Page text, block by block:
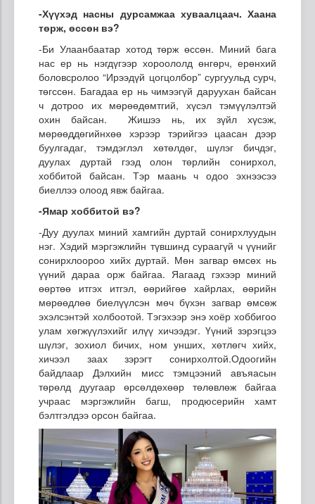
-Хүүхэд насны дурсамжаа хуваалцаач. Хаана
төрж, өссөн вэ?
-Би Улаанбаатар хотод төрж өссөн. Миний бага
нас ер нь нэгдүгээр хороололд өнгөрч, ерөнхий
боловсролоо “Ирээдүй цогцолбор” сургуульд сурч,
төгссөн. Багадаа ер нь чимээгүй даруухан байсан
ч дотроо их мөрөөдөмтгий, хүсэл тэмүүлэлтэй
охин байсан. Жишээ нь, их зүйл хүсэж,
мөрөөддөгийнхөө хэрээр тэрийгээ цаасан дээр
буулгадаг, тэмдэглэл хөтөлдөг, шүлэг бичдэг,
дуулах дуртай гээд олон төрлийн сонирхол,
хоббитой байсан. Тэр маань ч одоо эхнээсээ
биеллээ олоод явж байгаа.
-Ямар хоббитой вэ?
-Дуу дуулах миний хамгийн дуртай сонирхлуудын
нэг. Хэдий мэргэжлийн түвшинд сураагүй ч үүнийг
сонирхлоороо хийх дуртай. Мөн загвар өмсөх нь
үүний дараа орж байгаа. Яагаад гэхээр миний
өөртөө итгэх итгэл, өөрийгөө хайрлах, өөрийн
мөрөөдлөө биелүүлсэн мөч бүхэн загвар өмсөж
эхэлсэнтэй холбоотой. Тэгэхээр энэ хоёр хоббигоо
улам хөгжүүлэхийг илүү хичээдэг. Үүний зэрэгцээ
шүлэг, зохиол бичих, ном унших, хөтлөгч хийх,
хичээл заах зэрэгт сонирхолтой.Одоогийн
байдлаар Дэлхийн мисс тэмцээний авъяасын
төрөлд дуугаар өрсөлдөхөөр төлөвлөж байгаа
учраас мэргэжлийн багш, продюсерийн хамт
бэлтгэлдээ орсон байгаа.